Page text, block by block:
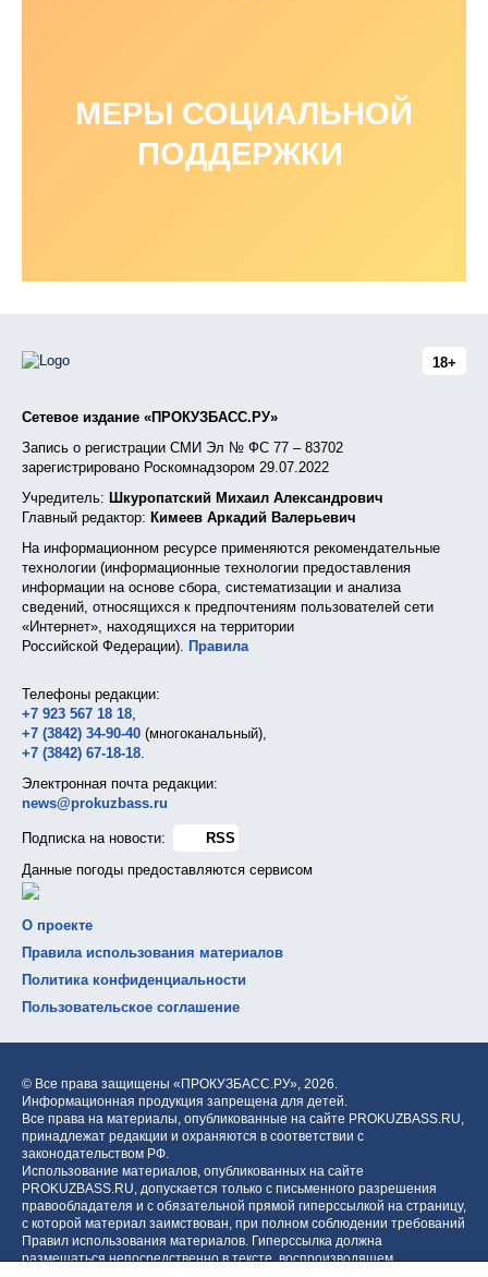
МЕРЫ СОЦИАЛЬНОЙ
ПОДДЕРЖКИ
18+
Сетевое издание «ПРОКУЗБАСС.РУ»
Запись о регистрации СМИ Эл № ФС 77 – 83702
зарегистрировано Роскомнадзором 29.07.2022
Учредитель: Шкуропатский Михаил Александрович
Главный редактор: Кимеев Аркадий Валерьевич
На информационном ресурсе применяются рекомендательные
технологии (информационные технологии предоставления
информации на основе сбора, систематизации и анализа
сведений, относящихся к предпочтениям пользователей сети
«Интернет», находящихся на территории
Российской Федерации). Правила
Телефоны редакции:
+7 923 567 18 18,
+7 (3842) 34-90-40 (многоканальный),
+7 (3842) 67-18-18.
Электронная почта редакции:
news@prokuzbass.ru
Подписка на новости:
RSS
Данные погоды предоставляются сервисом
О проекте
Правила использования материалов
Политика конфиденциальности
Пользовательское соглашение
© Все права защищены «ПРОКУЗБАСС.РУ», 2026.
Информационная продукция запрещена для детей.
Все права на материалы, опубликованные на сайте PROKUZBASS.RU,
принадлежат редакции и охраняются в соответствии с
законодательством РФ.
Использование материалов, опубликованных на сайте
PROKUZBASS.RU, допускается только с письменного разрешения
правообладателя и с обязательной прямой гиперссылкой на страницу,
с которой материал заимствован, при полном соблюдении требований
Правил использования материалов. Гиперссылка должна
размещаться непосредственно в тексте, воспроизводящем